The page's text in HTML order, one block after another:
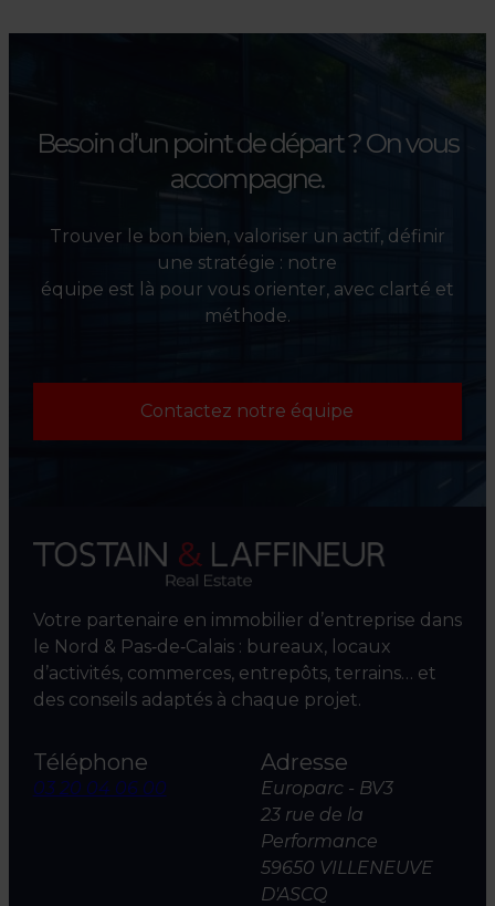
l’évaluation et la valorisation
Besoin d’un point de départ ?On vous
accompagne.
Trouver le bon bien, valoriser un actif, définir
une stratégie : notre
équipe est là pour vous orienter, avec clarté et
méthode.
Contactez notre équipe
Votre partenaire en immobilier d’entreprise dans
le Nord & Pas‑de‑Calais : bureaux, locaux
d’activités, commerces, entrepôts, terrains… et
des conseils adaptés à chaque projet.
Téléphone
03 20 04 06 00
Adresse
Europarc - BV3
23 rue de la
Performance
59650 VILLENEUVE
D'ASCQ